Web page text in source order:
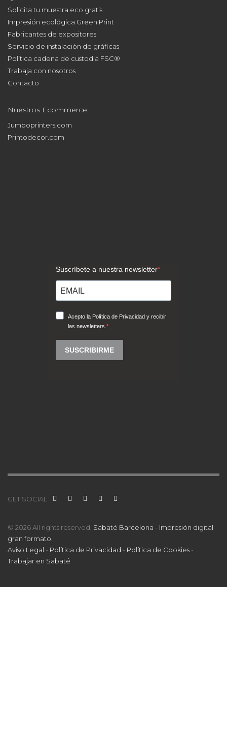
Solicita tu muestra eco gratis
Impresión ecológica Green Print
Fabricantes de expositores
Servicio de instalación de gráficas
Política cadena de custodia FSC®
Trabaja con nosotros
Contacto
Nuestros Ecommerce:
Jumboprinters.com
Printodecor.com
GET SOCIAL
© 2026 All rights reserved. Sabaté Barcelona - Impresión digital
gran formato
Aviso Legal - Política de Privacidad - Política de Cookies -
Trabajar en Sabaté